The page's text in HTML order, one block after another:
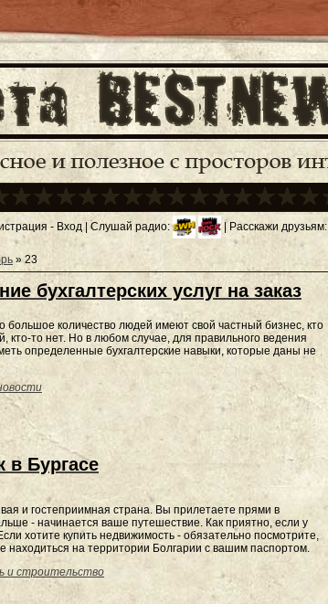
- Вход | Слушай радио: | Расскажи друзьям:
» 23
бухгалтерских услуг на заказ
большое количество людей имеют свой частный бизнес, кто
кто-то нет. Но в любом случае, для правильного ведения
определенные бухгалтерские навыки, которые даны не
в Бургасе
и гостеприимная страна. Вы прилетаете прями в
- начинается ваше путешествие. Как приятно, если у
хотите купить недвижимость - обязательно посмотрите,
находиться на территории Болгарии с вашим паспортом.
и строительство